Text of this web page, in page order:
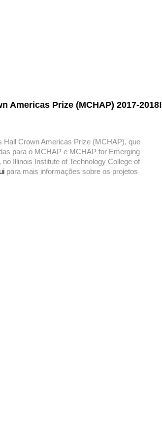
Americas Prize (MCHAP) 2017-2018!
Hall Crown Americas Prize (MCHAP), que
para o MCHAP e MCHAP for Emerging
Illinois Institute of Technology College of
para mais informações sobre os projetos